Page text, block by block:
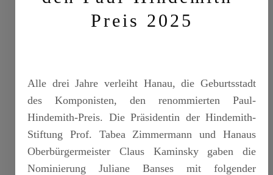
Preis 2025
Alle drei Jahre verleiht Hanau, die Geburtsstadt
des Komponisten, den renommierten Paul-
Hindemith-Preis. Die Präsidentin der Hindemith-
Stiftung Prof. Tabea Zimmermann und Hanaus
Oberbürgermeister Claus Kaminsky gaben die
Nominierung Juliane Banses mit folgender